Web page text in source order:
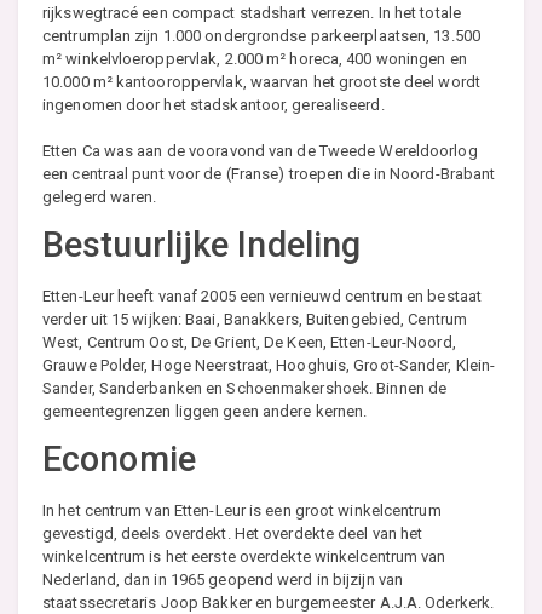
rijkswegtracé een compact stadshart verrezen. In het totale
centrumplan zijn 1.000 ondergrondse parkeerplaatsen, 13.500
m² winkelvloeroppervlak, 2.000 m² horeca, 400 woningen en
10.000 m² kantooroppervlak, waarvan het grootste deel wordt
ingenomen door het stadskantoor, gerealiseerd.
Etten Ca was aan de vooravond van de Tweede Wereldoorlog
een centraal punt voor de (Franse) troepen die in Noord-Brabant
gelegerd waren.
Bestuurlijke Indeling
Etten-Leur heeft vanaf 2005 een vernieuwd centrum en bestaat
verder uit 15 wijken: Baai, Banakkers, Buitengebied, Centrum
West, Centrum Oost, De Grient, De Keen, Etten-Leur-Noord,
Grauwe Polder, Hoge Neerstraat, Hooghuis, Groot-Sander, Klein-
Sander, Sanderbanken en Schoenmakershoek. Binnen de
gemeentegrenzen liggen geen andere kernen.
Economie
In het centrum van Etten-Leur is een groot winkelcentrum
gevestigd, deels overdekt. Het overdekte deel van het
winkelcentrum is het eerste overdekte winkelcentrum van
Nederland, dan in 1965 geopend werd in bijzijn van
staatssecretaris Joop Bakker en burgemeester A.J.A. Oderkerk.